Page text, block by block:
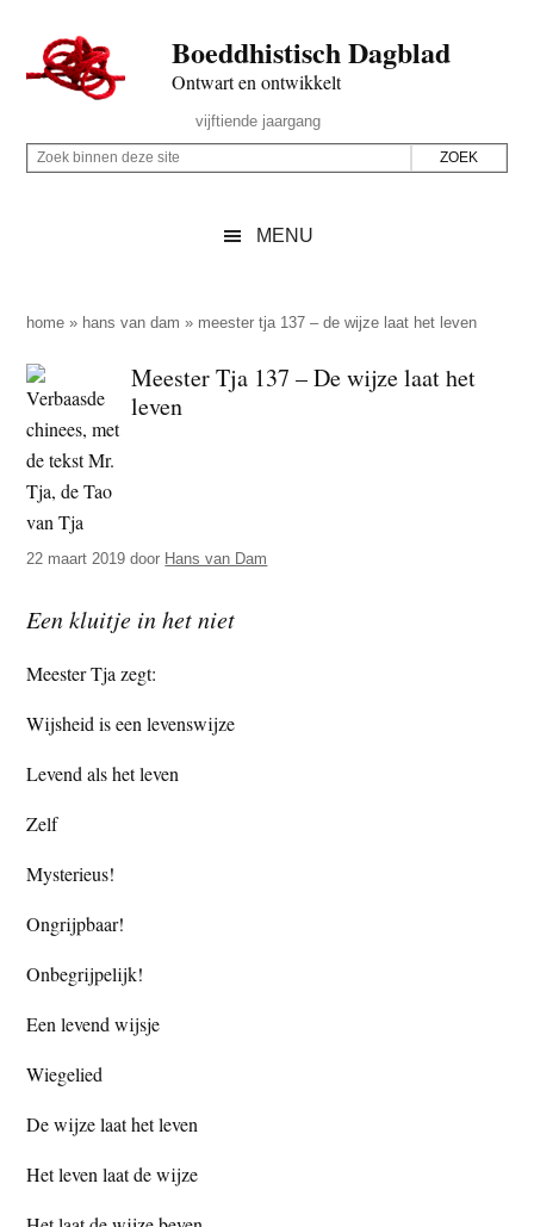
naar
de
inhoud
secondary
naar
de
sidebar
naar
de
Boeddhistisch Dagblad
Ontwart en ontwikkelt
Rechts
vijftiende jaargang
Z
p
d
e
z
e
s
i
t
Z
i
n
e
n
d
e
z
e
i
e
MENU
home » hans van dam » meester tja 137 – de wijze laat het leven
Meester Tja 137 – De wijze laat het
leven
22 maart 2019 door Hans van Dam
Een kluitje in het niet
Meester Tja zegt:
Wijsheid is een levenswijze
Levend als het leven
Zelf
Mysterieus!
Ongrijpbaar!
Onbegrijpelijk!
Een levend wijsje
Wiegelied
De wijze laat het leven
Het leven laat de wijze